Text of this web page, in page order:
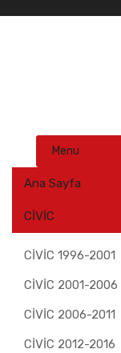
content
Menu
Ana Sayfa
CİVİC
CİVİC 1996-2001
CİVİC 2001-2006
CİVİC 2006-2011
CİVİC 2012-2016